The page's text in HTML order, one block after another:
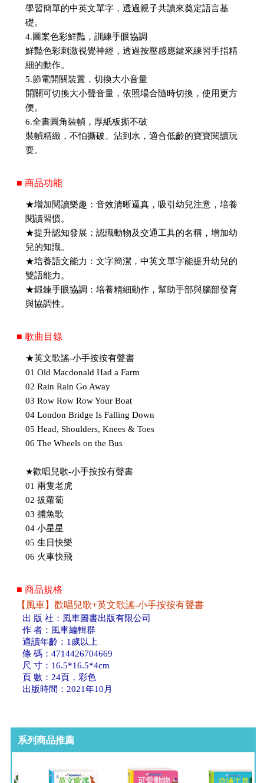
學習簡單的中英文單字，透過親子共讀來奠定語言基
礎。
4.圖案色彩鮮豔，訓練手眼協調
鮮豔色彩刺激視覺神經，透過按壓感應鍵來練習手指精
細的動作。
5.節電開關裝置，切換大小音量
開關可切換大小聲音量，依照場合隨時切換，使用更方
便。
6.全書圓角裝幀，厚紙板撕不破
裝幀精緻，不怕撕破、沾到水，適合低齡的寶寶閱讀玩
耍。
■ 商品功能
★增加閱讀樂趣：音效清晰逼真，吸引幼兒注意，培養
閱讀習慣。
★提升認知發展：認識動物及交通工具的名稱，增加幼
兒的知識。
★培養語文能力：文字簡潔，中英文單字能提升幼兒的
雙語能力。
★鍛鍊手眼協調：培養精細動作，幫助手部與腦部發育
與協調性。
■ 歌曲目錄
★英文歌謠-小手按按有聲書
01 Old Macdonald Had a Farm
02 Rain Rain Go Away
03 Row Row Row Your Boat
04 London Bridge Is Falling Down
05 Head, Shoulders, Knees & Toes
06 The Wheels on the Bus
★歡唱兒歌-小手按按有聲書
01 兩隻老虎
02 拔蘿蔔
03 捕魚歌
04 小星星
05 生日快樂
06 火車快飛
■ 商品規格
【風車】歡唱兒歌+英文歌謠-小手按按有聲書
出 版 社：風車圖書出版有限公司
作 者：風車編輯群
適讀年齡：1歲以上
條 碼：4714426704669
尺 寸：16.5*16.5*4cm
頁 數：24頁，彩色
出版時間：2021年10月
系列商品推薦